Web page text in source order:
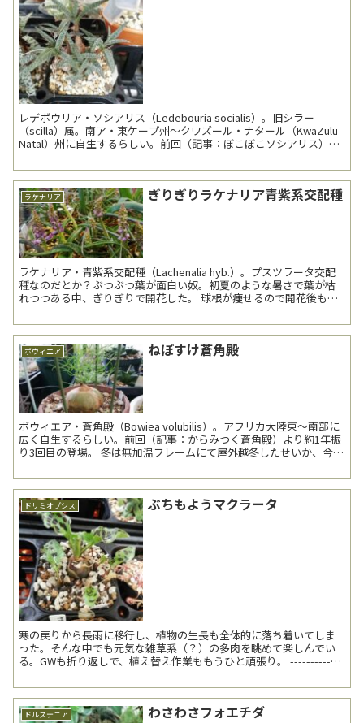
レデボウリア・ソシアリス（Ledebouria socialis）。旧シラー
（scilla）属。南ア・東ケープ州～クワズール・ナタール（KwaZulu-
Natal）州に自生するらしい。前回（記事：ぼこぼこソシアリス）よ
ラケナリア ぎりぎりラケナリア青紫系交配種
ラケナリア・青紫系交配種（Lachenalia hyb.）。プスツラータ交配
種なのだとか？ぶつぶつ葉が面白い奴。初夏のような暑さで葉が枯
れつつある中、ぎりぎりで開花した。 球根が痩せるので開花後も葉
ボウィエア ねぼすけ蒼角殿
ボウィエア・蒼角殿（Bowiea volubilis）。アフリカ大陸東～南部に
広く自生するらしい。前回（記事：からみつく蒼角殿）より約1年振
り3回目の登場。 冬は無加温フレームにて屋外越冬したせいか、今年
ドリミオプシス ぶちもようマクラータ
寒の戻りから長雨に移行し、植物の生長も全体的に落ち着いてしま
った。そんな中でも元気な雑草系（？）の多肉を眺めて楽しんでい
る。GWも折り返しで、植え替え作業ももうひと頑張り。 -------------
ドルステニア わさわさフォエチダ